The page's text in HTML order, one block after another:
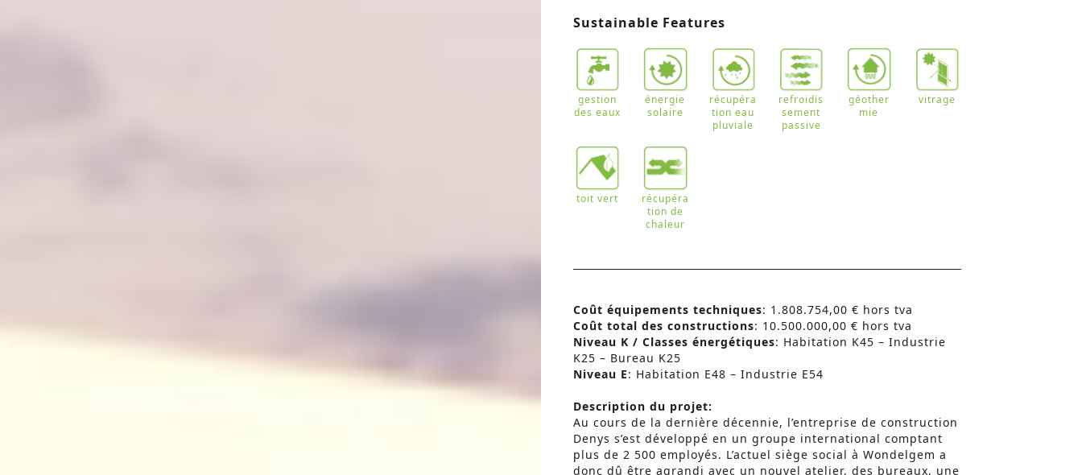
Sustainable Features
gestion
des eaux
énergie
solaire
récupéra
tion eau
pluviale
refroidis
sement
passive
géother
mie
vitrage
toit vert
récupéra
tion de
chaleur
Coût équipements techniques: 1.808.754,00 € hors tva
Coût total des constructions: 10.500.000,00 € hors tva
Niveau K / Classes énergétiques: Habitation K45 – Industrie
K25 – Bureau K25
Niveau E: Habitation E48 – Industrie E54
Description du projet:
Au cours de la dernière décennie, l’entreprise de construction
Denys s’est développé en un groupe international comptant
plus de 2 500 employés. L’actuel siège social à Wondelgem a
donc dû être agrandi avec un nouvel atelier, des bureaux, une